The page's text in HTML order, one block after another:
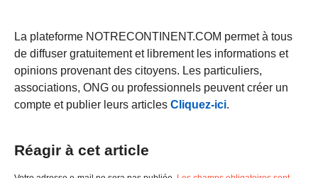
La plateforme NOTRECONTINENT.COM permet à tous
de diffuser gratuitement et librement les informations et
opinions provenant des citoyens. Les particuliers,
associations, ONG ou professionnels peuvent créer un
compte et publier leurs articles Cliquez-ici.
Réagir à cet article